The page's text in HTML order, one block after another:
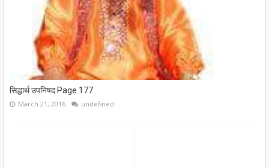
सिद्धार्थ उपनिषद Page 177
March 21, 2016 undefined